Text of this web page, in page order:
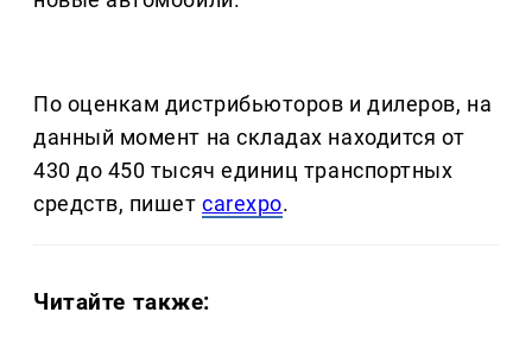
По оценкам дистрибьюторов и дилеров, на
данный момент на складах находится от
430 до 450 тысяч единиц транспортных
средств, пишетcarexpo.
Читайте также: